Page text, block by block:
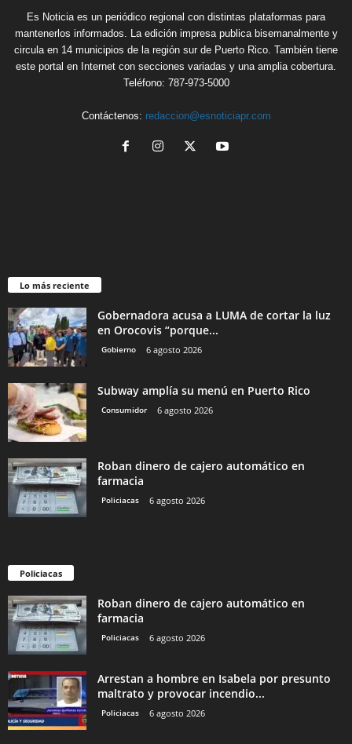
Es Noticia es un periódico regional con distintas plataformas para
mantenerlos informados. La edición impresa publica bisemanalmente y
circula en 14 municipios de la región sur de Puerto Rico. También tiene
este portal en Internet con secciones variadas y una amplia cobertura.
Teléfono: 787-973-5000
Contáctenos: redaccion@esnoticiapr.com
Lo más reciente
Gobernadora acusa a LUMA de cortar la luz
en Orocovis “porque...
Gobierno 6 agosto 2026
Subway amplía su menú en Puerto Rico
Consumidor 6 agosto 2026
Roban dinero de cajero automático en
farmacia
Policiacas 6 agosto 2026
Policiacas
Roban dinero de cajero automático en
farmacia
Policiacas 6 agosto 2026
Arrestan a hombre en Isabela por presunto
maltrato y provocar incendio...
Policiacas 6 agosto 2026